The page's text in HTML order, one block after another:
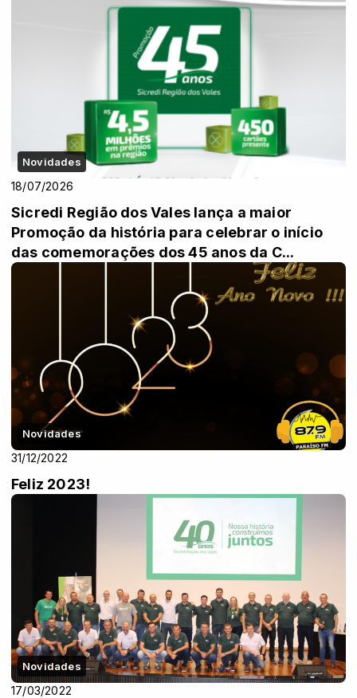
Novidades
18/07/2026
Sicredi Região dos Vales lança a maior
Promoção da história para celebrar o início
das comemorações dos 45 anos da C...
Novidades
31/12/2022
Feliz 2023!
Novidades
17/03/2022